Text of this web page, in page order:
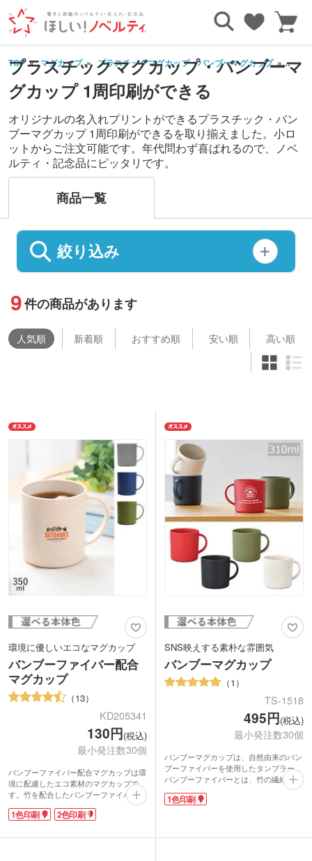
TOP マグカップ プラスチックマグカップ・バンブーマグカップ 1周印
プラスチックマグカップ・バンブーマ
グカップ 1周印刷ができる
オリジナルの名入れプリントができるプラスチック・バン
ブーマグカップ 1周印刷ができるを取り揃えました。小ロ
ットからご注文可能です。年代問わず喜ばれるので、ノベ
ルティ・記念品にピッタリです。
商品一覧
絞り込み
9件の商品があります
人気順 新着順 おすすめ順 安い順 高い順
環境に優しいエコなマグカップ
バンブーファイバー配合
マグカップ
13
KD205341
130円(税込)
最小発注数30個
バンブーファイバー配合マグカップは環
境に配慮したエコ素材のマグカップで
す。竹を配合したバンブーファイバー樹
脂を使用しています。安価で軽量、割れ
にくく繰り返し使えるのが魅力です。マ
環境保護に貢献できる素材で作られてい
1色印刷 2色印刷
SNS映えする素朴な雰囲気
バンブーマグカップ
1
TS-1518
495円(税込)
最小発注数30個
バンブーマグカップは、自然由来のバン
ブーファイバーを使用したタンブラー。
バンブーファイバーとは、竹の繊維をパ
ウダー状にして樹脂で固めたもの。表面
がざらざらとしているのが特徴です。自
の素材です!
1色印刷